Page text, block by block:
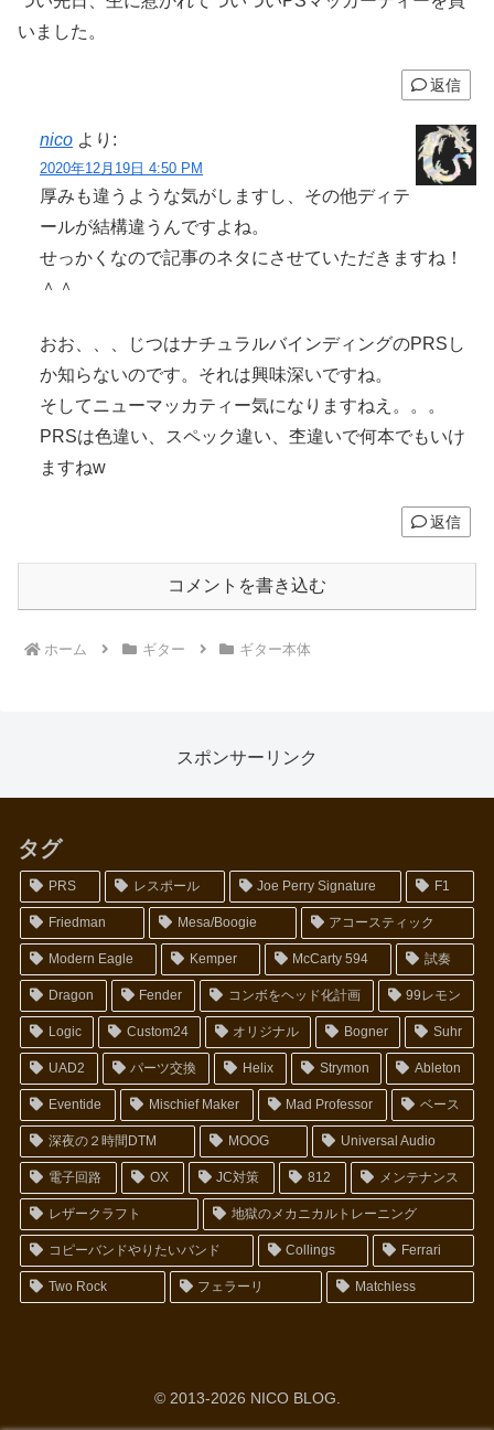
いました。
返信
nico より:
2020年12月19日 4:50 PM
厚みも違うような気がしますし、その他ディテ
ールが結構違うんですよね。
せっかくなので記事のネタにさせていただきますね！
＾＾
おお、、、じつはナチュラルバインディングのPRSし
か知らないのです。それは興味深いですね。
そしてニューマッカティー気になりますねえ。。。
PRSは色違い、スペック違い、杢違いで何本でもいけ
ますねw
返信
コメントを書き込む
ホーム ギター ギター本体
スポンサーリンク
タグ
PRS レスポール Joe Perry Signature F1
Friedman Mesa/Boogie アコースティック
Modern Eagle Kemper McCarty 594 試奏
Dragon Fender コンボをヘッド化計画 99レモン
Logic Custom24 オリジナル Bogner Suhr
UAD2 パーツ交換 Helix Strymon Ableton
Eventide Mischief Maker Mad Professor ベース
深夜の２時間DTM MOOG Universal Audio
電子回路 OX JC対策 812 メンテナンス
レザークラフト 地獄のメカニカルトレーニング
コピーバンドやりたいバンド Collings Ferrari
Two Rock フェラーリ Matchless
© 2013-2026 NICO BLOG.